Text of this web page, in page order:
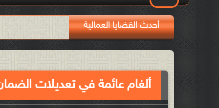
أحدث القضايا العمالية
ألغام عائمة في تعديلات